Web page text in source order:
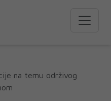
na temu održivog